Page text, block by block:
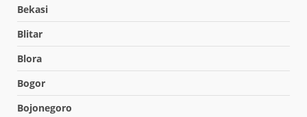
Bekasi
Blitar
Blora
Bogor
Bojonegoro